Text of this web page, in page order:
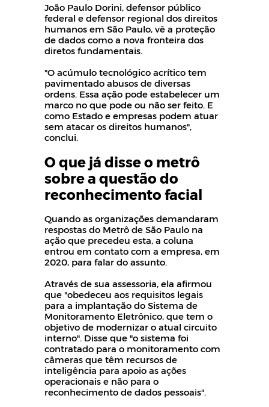
João Paulo Dorini, defensor público
federal e defensor regional dos direitos
humanos em São Paulo, vê a proteção
de dados como a nova fronteira dos
diretos fundamentais.
"O acúmulo tecnológico acrítico tem
pavimentado abusos de diversas
ordens. Essa ação pode estabelecer um
marco no que pode ou não ser feito. E
como Estado e empresas podem atuar
sem atacar os direitos humanos",
conclui.
O que já disse o metrô
sobre a questão do
reconhecimento facial
Quando as organizações demandaram
respostas do Metrô de São Paulo na
ação que precedeu esta, a coluna
entrou em contato com a empresa, em
2020, para falar do assunto.
Através de sua assessoria, ela afirmou
que "obedeceu aos requisitos legais
para a implantação do Sistema de
Monitoramento Eletrônico, que tem o
objetivo de modernizar o atual circuito
interno". Disse que "o sistema foi
contratado para o monitoramento com
câmeras que têm recursos de
inteligência para apoio as ações
operacionais e não para o
reconhecimento de dados pessoais".